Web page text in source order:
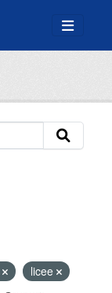
licee